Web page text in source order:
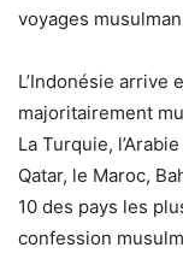
voyages
L’Indonésie arrive
majoritairement
La Turquie,
Qatar, le Maroc,
10 des pays les
confession